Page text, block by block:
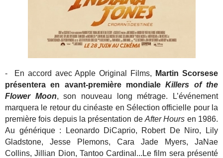
- En accord avec Apple Original Films,
Martin Scorsese
présentera en avant-première mondialeKillers of the
Flower Moon, son nouveau long métrage. L’événement
marquera le retour du cinéaste en Sélection officielle pour la
première fois depuis la présentation de After Hours en 1986.
Au générique : Leonardo DiCaprio, Robert De Niro, Lily
Gladstone, Jesse Plemons, Cara Jade Myers, JaNae
Collins, Jillian Dion, Tantoo Cardinal...Le film sera présenté